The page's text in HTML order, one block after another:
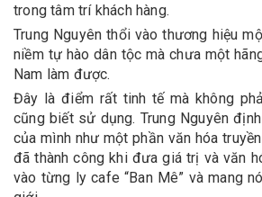
trong tâm trí khách hàng.
Trung Nguyên thổi vào thương hiệu
niềm tự hào dân tộc mà chưa một
Nam làm được.
Đây là điểm rất tinh tế mà không
cũng biết sử dụng. Trung Nguyên
của mình như một phần văn hóa
đã thành công khi đưa giá trị và văn
vào từng ly cafe “Ban Mê” và mang